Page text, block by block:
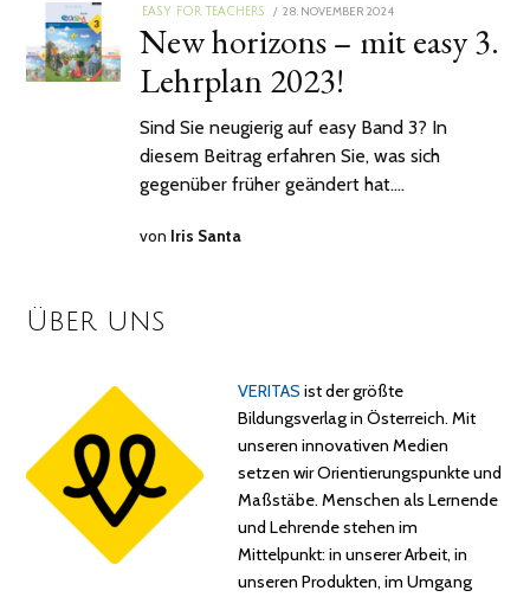
EASY FOR TEACHERS
POSTED
28. NOVEMBER 2024
New horizons – mit easy 3.
Lehrplan 2023!
Sind Sie neugierig auf easy Band 3? In
diesem Beitrag erfahren Sie, was sich
gegenüber früher geändert hat.…
von Iris Santa
Über uns
VERITAS ist der größte
Bildungsverlag in Österreich. Mit
unseren innovativen Medien
setzen wir Orientierungspunkte und
Maßstäbe. Menschen als Lernende
und Lehrende stehen im
Mittelpunkt: in unserer Arbeit, in
unseren Produkten, im Umgang